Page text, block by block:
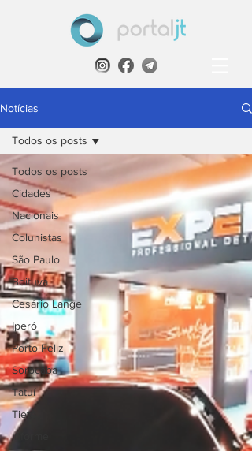
Notícias
Todos os posts
Cidades
Nacionais
Colunistas
São Paulo
Boituva
Cesário Lange
Iperó
Porto Feliz
Sorocaba
Tatuí
Tietê
Informe
Todos os posts